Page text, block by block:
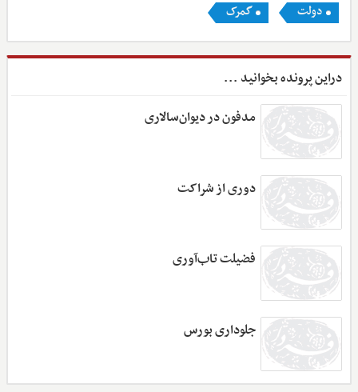
دولت
گمرک
دراین پرونده بخوانید ...
مدفون در دیوان‌سالاری
دوری از شراکت
فضیلت تاب‌آوری
جلوداری بورس